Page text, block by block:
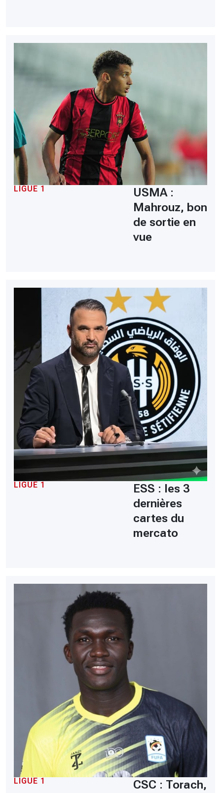
LIGUE 1
USMA :
Mahrouz, bon
de sortie en
vue
LIGUE 1
ESS : les 3
dernières
cartes du
mercato
LIGUE 1
CSC : Torach,